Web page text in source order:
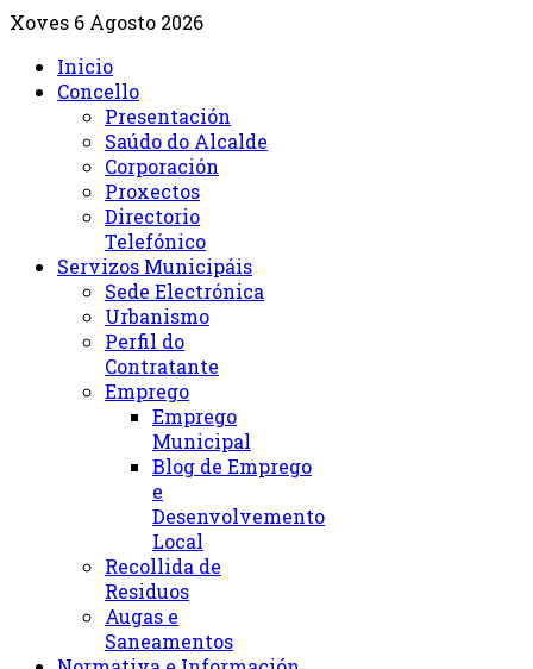
Xoves 6 Agosto 2026
Inicio
Concello
Presentación
Saúdo do Alcalde
Corporación
Proxectos
Directorio
Telefónico
Servizos Municipáis
Sede Electrónica
Urbanismo
Perfil do
Contratante
Emprego
Emprego
Municipal
Blog de Emprego
e
Desenvolvemento
Local
Recollida de
Residuos
Augas e
Saneamentos